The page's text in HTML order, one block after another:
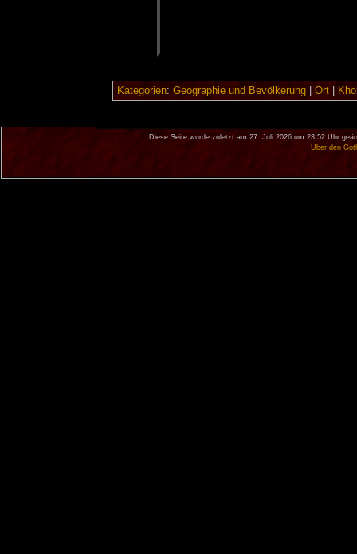
Kategorien: Geographie und Bevölkerung| Ort|
Diese Seite wurde zuletzt am 27. Juli 2026 um 23:52 Uhr
Über den